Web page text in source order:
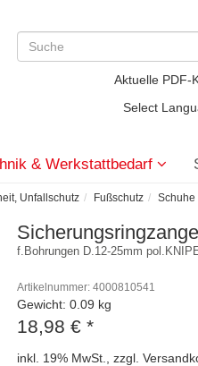
Aktuelle PDF-
Select
& Werkstattbedarf
Unfallschutz Fußschutz Schuhe
f.Bohrungen D.12-25mm
Artikelnummer: 4000810541
Gewicht: 0.09 kg
18,98 € *
inkl. 19% MwSt., zzgl.